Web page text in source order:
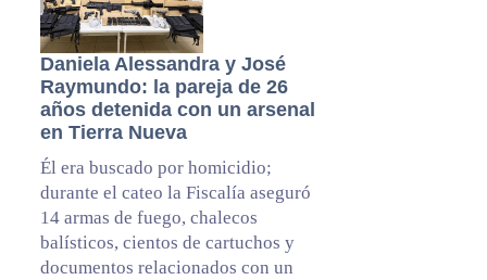
Daniela Alessandra y José
Raymundo: la pareja de 26
años detenida con un arsenal
en Tierra Nueva
Él era buscado por homicidio;
durante el cateo la Fiscalía aseguró
14 armas de fuego, chalecos
balísticos, cientos de cartuchos y
documentos relacionados con un